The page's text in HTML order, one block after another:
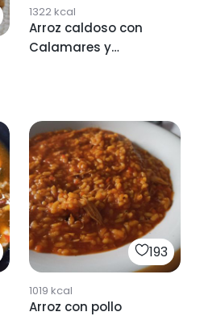
1322kcal
Arroz caldoso con
Calamares y
193
1019 kcal
Arroz con pollo